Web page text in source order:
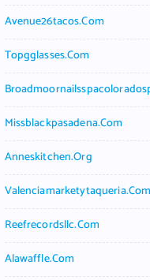
Avenue26tacos.com
Topgglasses.com
Missblackpasadena.com
Anneskitchen.org
Valenciamarketytaqueria.com
Reefrecordsllc.com
Alawaffle.com